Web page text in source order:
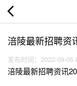
涪陵最新招聘资
发布时间：2022-09-05
涪陵最新招聘资讯